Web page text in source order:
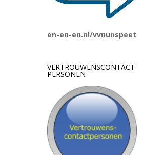
en-en-en.nl/vvnunspeet
VERTROUWENSCONTACT-
PERSONEN